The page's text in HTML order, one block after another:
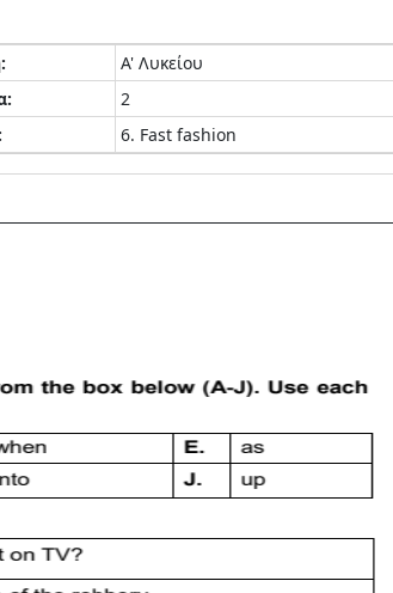
Α' Λυκείου
2
6. Fast fashion